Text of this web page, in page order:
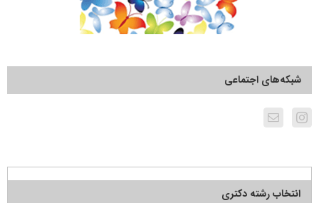
شبکه‌های اجتماعی
انتخاب رشته دکتری